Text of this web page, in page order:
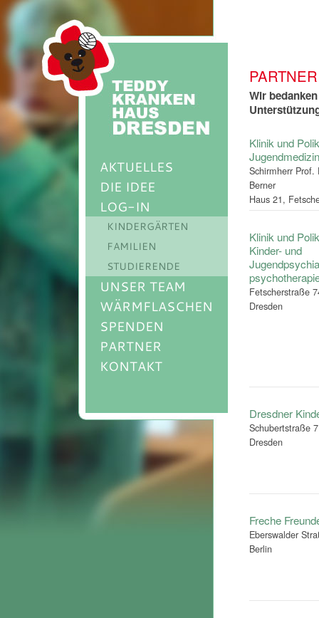
AKTUELLES
DIE IDEE
LOG-IN
KINDERGÄRTEN
FAMILIEN
STUDIERENDE
UNSER TEAM
WÄRMFLASCHEN
SPENDEN
PARTNER
KONTAKT
PARTNER
Wir
Klinik und
Jugendmedizin
Schirmherr Prof.
Berner
Haus 21,
Klinik und
Kinder- und
Fetscherstraße
Dresden
Dresdner
Schubertstraße
Dresden
Freche
Eberswalder
Berlin